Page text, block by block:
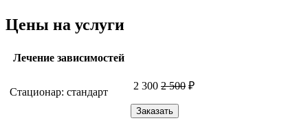
Цены на услуги
Лечение зависимостей
Стационар: стандарт
2 300 2 500 ₽
Заказать